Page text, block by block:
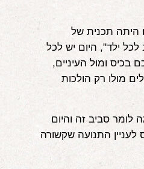
תכנית של
ילד", היום יש לכל
בכיס ומול העיניים,
מולו רק הולכות
לומר סביב זה והיום
לעניין התנועה שקשורה